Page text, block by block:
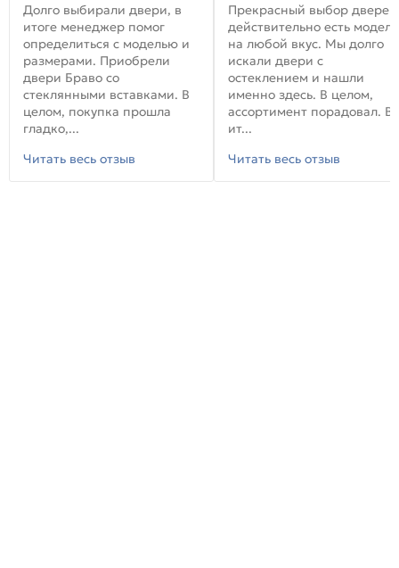
Долго выбирали двери, в
итоге менеджер помог
определиться с моделью и
размерами. Приобрели
двери Браво со
стеклянными вставками. В
целом, покупка прошла
гладко,...
Читать весь отзыв
Прекрасный выбор
действительно есть модели
на любой вкус. Мы долго
искали двери с
остеклением и нашли
именно здесь. В целом,
ассортимент порадовал. В
ит...
Читать весь отзыв